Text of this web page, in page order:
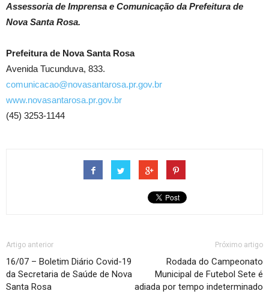
Assessoria de Imprensa e Comunicação da Prefeitura de
Nova Santa Rosa.
Prefeitura de Nova Santa Rosa
Avenida Tucunduva, 833.
comunicacao@novasantarosa.pr.gov.br
www.novasantarosa.pr.gov.br
(45) 3253-1144
Artigo anterior
16/07 – Boletim Diário Covid-19
da Secretaria de Saúde de Nova
Santa Rosa
Próximo artigo
Rodada do Campeonato
Municipal de Futebol Sete é
adiada por tempo indeterminado